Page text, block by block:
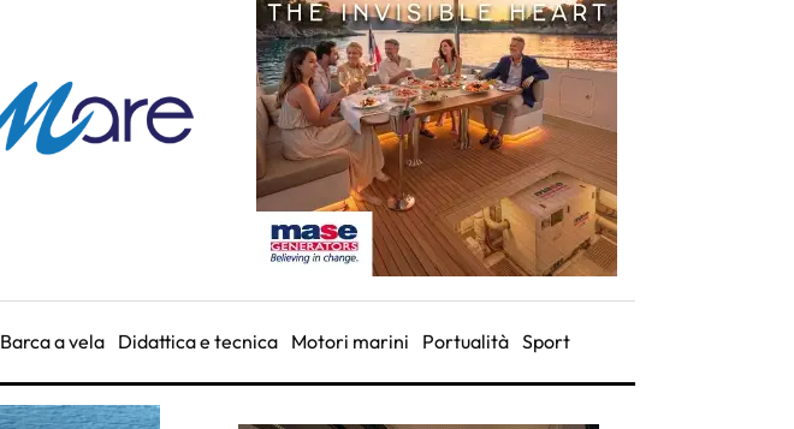
Barca a vela Didattica e tecnica Motori marini Portualità Sport